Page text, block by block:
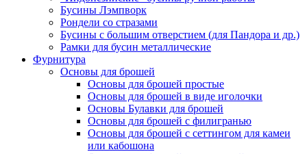
Бусины Лэмпворк
Рондели со стразами
Бусины с большим отверстием (для Пандора и др.)
Рамки для бусин металлические
Фурнитура
Основы для брошей
Основы для брошей простые
Основы для брошей в виде иголочки
Основы Булавки для брошей
Основы для брошей с филигранью
Основы для брошей с сеттингом для камеи
или кабошона